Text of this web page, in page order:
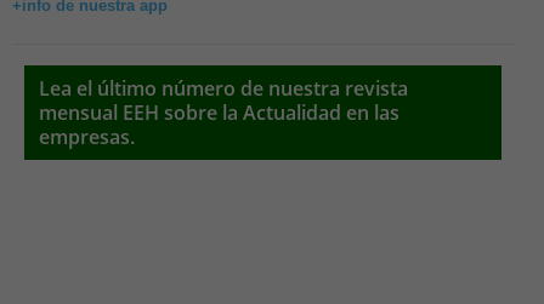
+info de nuestra app
Lea el último número de nuestra revista
mensual EEH sobre la Actualidad en las
empresas.